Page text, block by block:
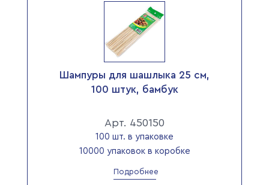
Шампуры для шашлыка 25 см,
100 штук, бамбук
Арт. 450150
100 шт. в упаковке
10000 упаковок в коробке
Подробнее